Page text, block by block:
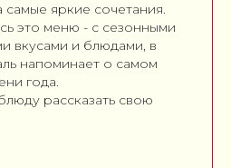
яркие сочетания.
это меню - с сезонными
вкусами и блюдами, в
напоминает о самом
года.
рассказать свою